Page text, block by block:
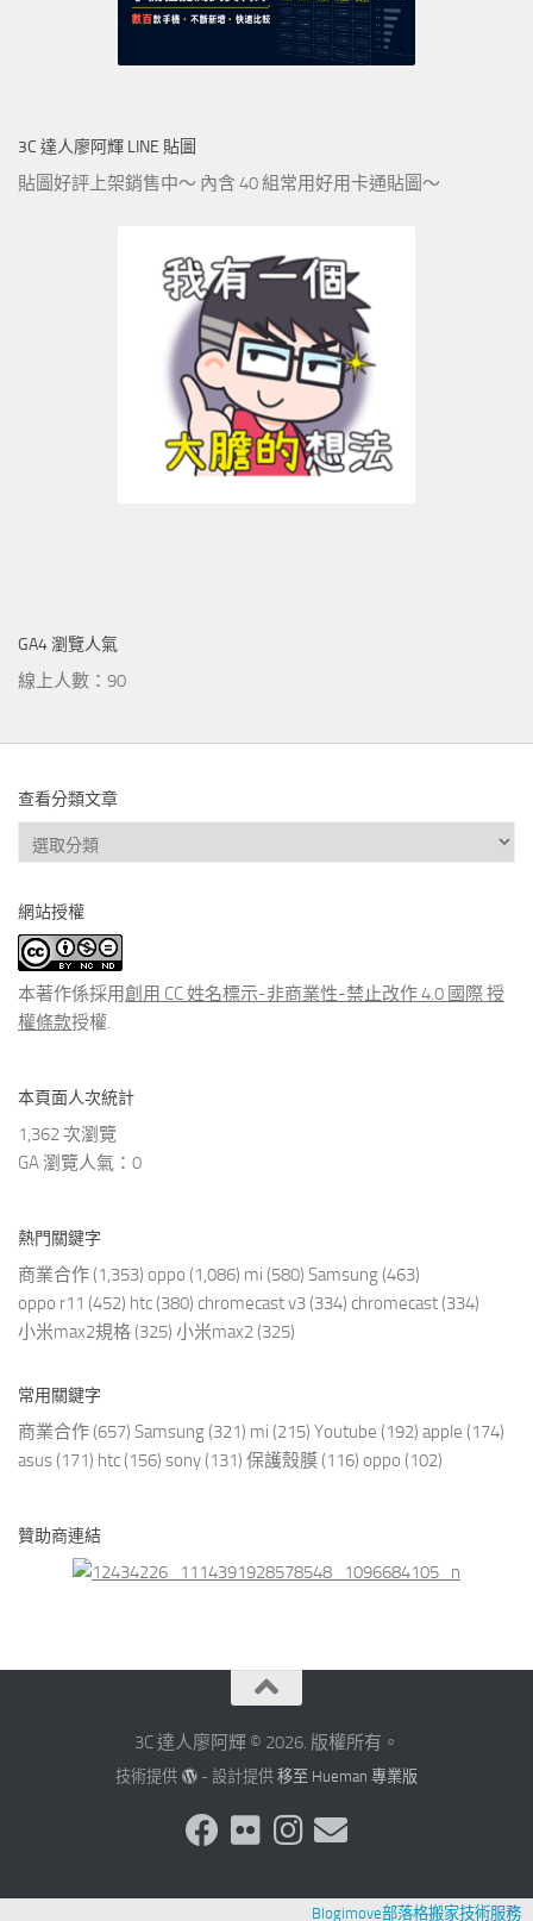
3C 達人廖阿輝 LINE 貼圖
貼圖好評上架銷售中～ 內含 40 組常用好用卡通貼圖～
GA4 瀏覽人氣
線上人數：90
查看分類文章
查
看
類
文
章
網站授權
本著作係採用創用 CC 姓名標示-非商業性-禁止改作 4.0 國際 授
權條款授權.
本頁面人次統計
1,362 次瀏覽
GA 瀏覽人氣：0
熱門關鍵字
商業合作 (1,353) oppo (1,086) mi (580) Samsung (463)
oppo r11 (452) htc (380) chromecast v3 (334) chromecast (334)
小米max2規格 (325) 小米max2 (325)
常用關鍵字
商業合作 (657) Samsung (321) mi (215) Youtube (192) apple (174)
asus (171) htc (156) sony (131) 保護殼膜 (116) oppo (102)
贊助商連結
3C 達人廖阿輝 © 2026. 版權所有。
技術提供 - 設計提供 移至 Hueman 專業版
Blogimove部落格搬家技術服務